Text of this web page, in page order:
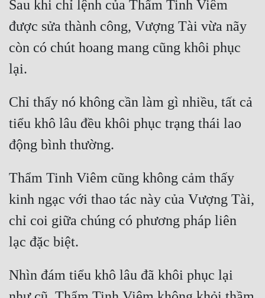
Sau khi chỉ lệnh của Thẩm Tinh Viêm
được sửa thành công, Vượng Tài vừa nãy
còn có chút hoang mang cũng khôi phục
Chỉ thấy nó không cần làm gì nhiều, tất cả
tiểu khô lâu đều khôi phục trạng thái lao
Thẩm Tinh Viêm cũng không cảm thấy
kinh ngạc với thao tác này của Vượng Tài,
chỉ coi giữa chúng có phương pháp liên
Nhìn đám tiểu khô lâu đã khôi phục lại